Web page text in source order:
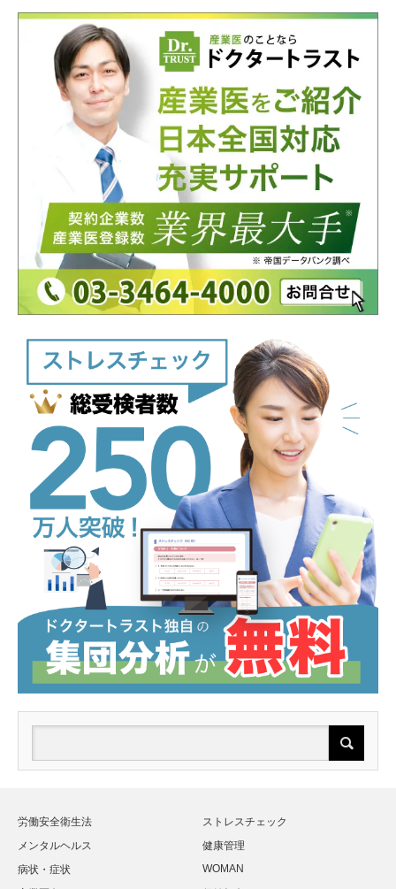
労働安全衛生法
ストレスチェック
メンタルヘルス
健康管理
病状・症状
WOMAN